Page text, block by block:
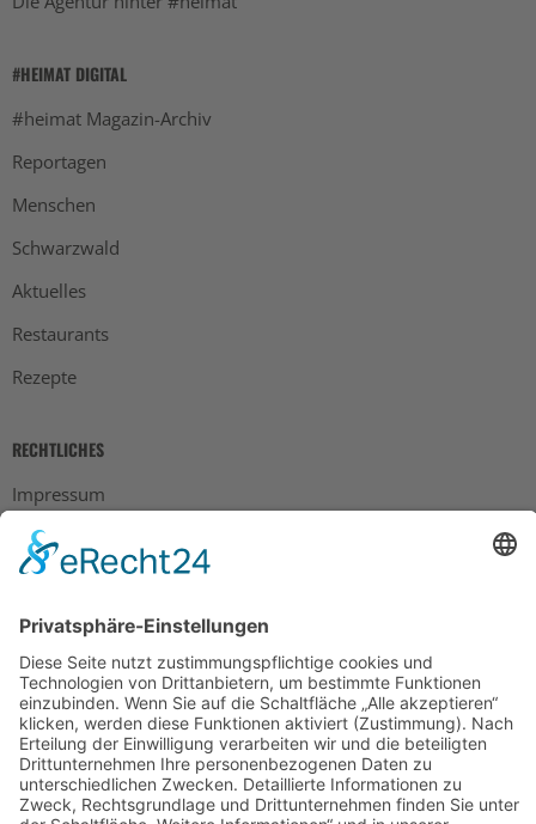
#HEIMAT DIGITAL
#heimat Magazin-Archiv
Reportagen
Menschen
Schwarzwald
Aktuelles
Restaurants
Rezepte
RECHTLICHES
Impressum
Datenschutz
AGB
Widerrufsbelehrung
Bankdaten